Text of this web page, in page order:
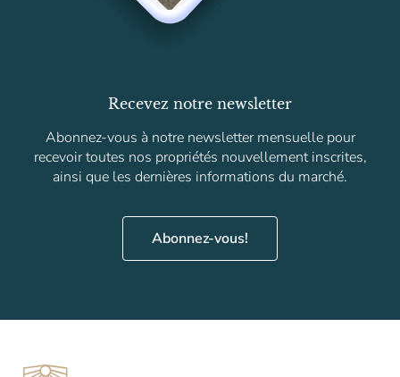
Recevez notre newsletter
Abonnez-vous à notre newsletter mensuelle pour
recevoir toutes nos propriétés nouvellement inscrites,
ainsi que les dernières informations du marché.
Abonnez-vous!